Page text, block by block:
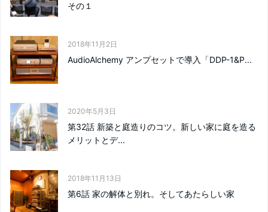
その１
2018年11月2日
AudioAlchemy アンプセットで導入「DDP-1&P...
2020年5月3日
第32話 新築と庭造りのコツ。新しい家に庭を造る
メリットとデ...
2018年11月13日
第6話 家の解体と別れ。そしてあたらしい家